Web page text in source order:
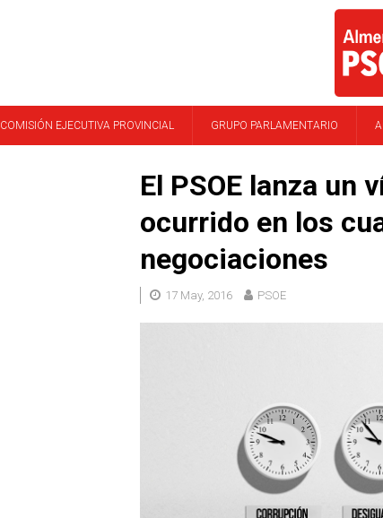
COMISIÓN EJECUTIVA PROVINCIAL GRUPO PARLAMENTARIO
El PSOE lanza un
ocurrido en los
negociaciones
17 May, 2016 PSOE